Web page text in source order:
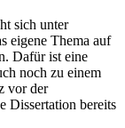
sich unter
eigene Thema auf
Dafür ist eine
noch zu einem
vor der
Dissertation bereits